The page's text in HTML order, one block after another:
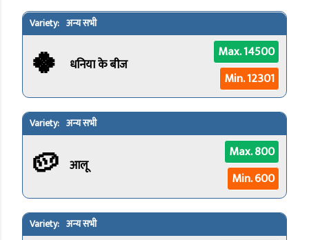
अन्य सभी
🍀 धनिया के बीज
Max. 14500
Min. 12301
अन्य सभी
🥔 आलू
Max. 800
Min. 600
अन्य सभी